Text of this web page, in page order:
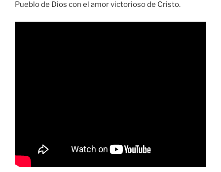
Pueblo de Dios con el amor victorioso de Cristo.